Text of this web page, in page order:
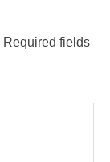
Required fields